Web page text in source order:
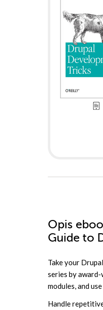
Opis
Guide to
Take your
series by
modules, and
Handle